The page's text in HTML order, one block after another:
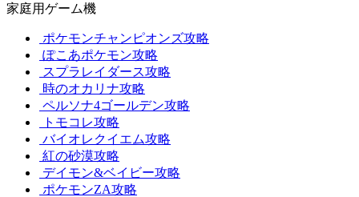
家庭用ゲーム機
ポケモンチャンピオンズ攻略
ぽこあポケモン攻略
スプラレイダース攻略
時のオカリナ攻略
ペルソナ4ゴールデン攻略
トモコレ攻略
バイオレクイエム攻略
紅の砂漠攻略
デイモン&ベイビー攻略
ポケモンZA攻略